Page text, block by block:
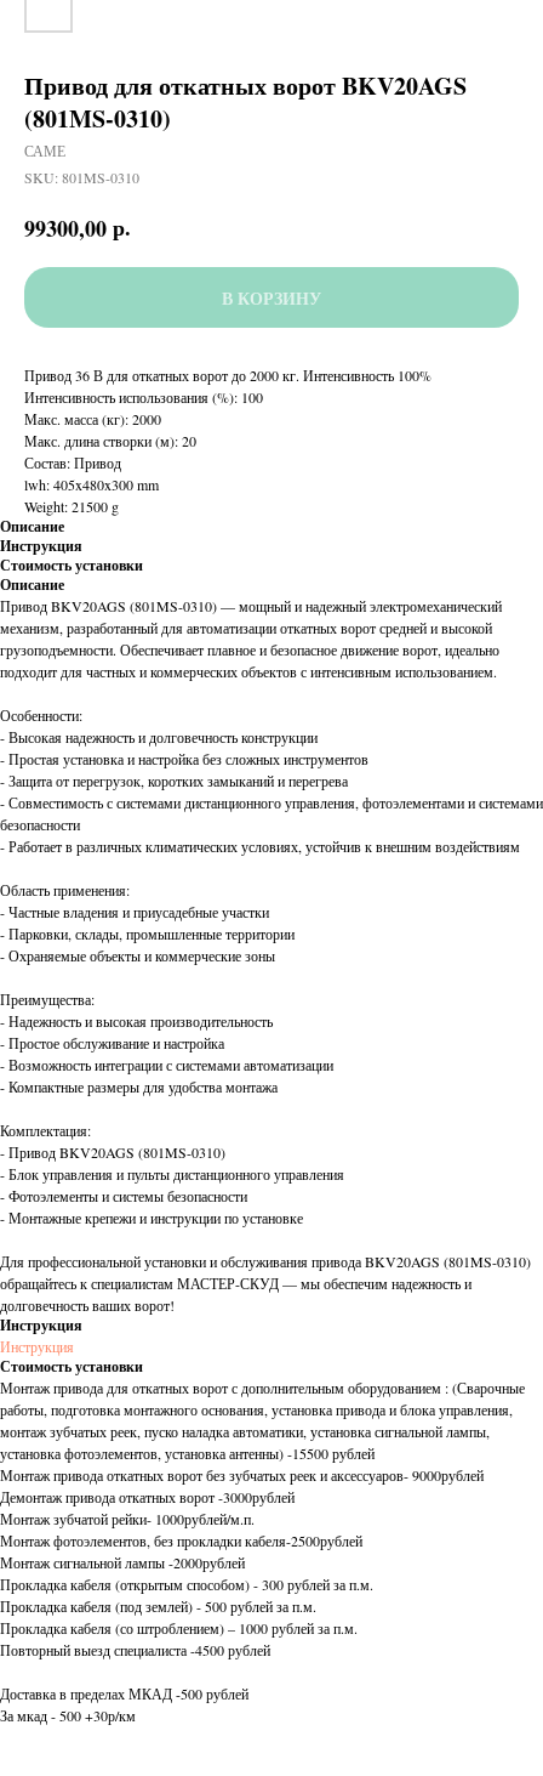
Привод для откатных ворот BKV20AGS
(801MS-0310)
САМЕ
SKU: 801MS-0310
99300,00р.
В КОРЗИНУ
Привод 36 В для откатных ворот до 2000 кг. Интенсивность 100%
Интенсивность использования (%): 100
Макс. масса (кг): 2000
Макс. длина створки (м): 20
Состав: Привод
lwh: 405x480x300 mm
Weight: 21500 g
Описание
Инструкция
Стоимость установки
Описание
Привод BKV20AGS (801MS-0310) — мощный и надежный электромеханический
механизм, разработанный для автоматизации откатных ворот средней и высокой
грузоподъемности. Обеспечивает плавное и безопасное движение ворот, идеально
подходит для частных и коммерческих объектов с интенсивным использованием.
Особенности:
- Высокая надежность и долговечность конструкции
- Простая установка и настройка без сложных инструментов
- Защита от перегрузок, коротких замыканий и перегрева
- Совместимость с системами дистанционного управления, фотоэлементами и системами
безопасности
- Работает в различных климатических условиях, устойчив к внешним воздействиям
Область применения:
- Частные владения и приусадебные участки
- Парковки, склады, промышленные территории
- Охраняемые объекты и коммерческие зоны
Преимущества:
- Надежность и высокая производительность
- Простое обслуживание и настройка
- Возможность интеграции с системами автоматизации
- Компактные размеры для удобства монтажа
Комплектация:
- Привод BKV20AGS (801MS-0310)
- Блок управления и пульты дистанционного управления
- Фотоэлементы и системы безопасности
- Монтажные крепежи и инструкции по установке
Для профессиональной установки и обслуживания привода BKV20AGS (801MS-0310)
обращайтесь к специалистам МАСТЕР-СКУД — мы обеспечим надежность и
долговечность ваших ворот!
Инструкция
Инструкция
Стоимость установки
Монтаж привода для откатных ворот с дополнительным оборудованием : (Сварочные
работы, подготовка монтажного основания, установка привода и блока управления,
монтаж зубчатых реек, пуско наладка автоматики, установка сигнальной лампы,
установка фотоэлементов, установка антенны) -15500 рублей
Монтаж привода откатных ворот без зубчатых реек и аксессуаров- 9000рублей
Демонтаж привода откатных ворот -3000рублей
Монтаж зубчатой рейки- 1000рублей/м.п.
Монтаж фотоэлементов, без прокладки кабеля-2500рублей
Монтаж сигнальной лампы -2000рублей
Прокладка кабеля (открытым способом) - 300 рублей за п.м.
Прокладка кабеля (под землей) - 500 рублей за п.м.
Прокладка кабеля (со штроблением) – 1000 рублей за п.м.
Повторный выезд специалиста -4500 рублей
Доставка в пределах МКАД -500 рублей
За мкад - 500 +30р/км